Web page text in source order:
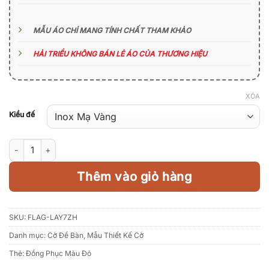
MẪU ÁO CHỈ MANG TÍNH CHẤT THAM KHẢO
HẢI TRIỀU KHÔNG BÁN LẺ ÁO CỦA THƯƠNG HIỆU
Kiểu đế
XÓA
Cờ Montenegro để bàn - đế đơn số lượng
Thêm vào giỏ hàng
SKU: FLAG-LAY7ZH
Danh mục: Cờ Để Bàn Mẫu Thiết Kế Cờ
Thẻ: Đồng Phục Màu Đỏ